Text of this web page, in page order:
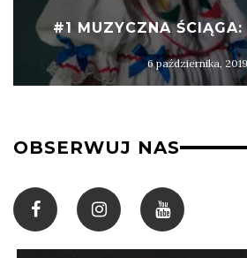
#1 MUZYCZNA
6 października, 2019
OBSERWUJ NAS